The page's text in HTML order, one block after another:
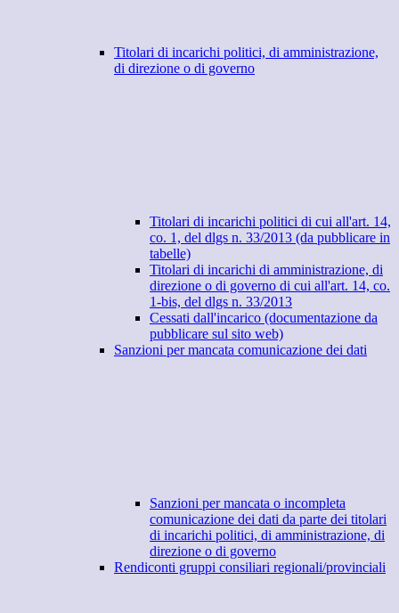
Titolari di incarichi politici, di amministrazione,
di direzione o di governo
Titolari di incarichi politici di cui all'art. 14,
co. 1, del dlgs n. 33/2013 (da pubblicare in
tabelle)
Titolari di incarichi di amministrazione, di
direzione o di governo di cui all'art. 14, co.
1-bis, del dlgs n. 33/2013
Cessati dall'incarico (documentazione da
pubblicare sul sito web)
Sanzioni per mancata comunicazione dei dati
Sanzioni per mancata o incompleta
comunicazione dei dati da parte dei titolari
di incarichi politici, di amministrazione, di
direzione o di governo
Rendiconti gruppi consiliari regionali/provinciali